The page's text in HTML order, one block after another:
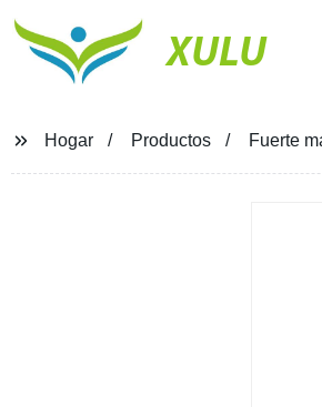
XULU
Hogar Productos Fuerte